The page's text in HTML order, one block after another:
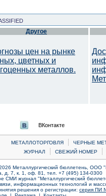
Другое
цен на рынке
цветных и
металлов.
ВКонтакте
МЕТАЛЛОТОРГОВЛЯ | ЧЕРНЫЕ
ЖУРНАЛ
| СВЕЖИЙ НОМЕР |
Металлургический бюллетень, ООО
д. 7, к. 1, оф. 81, тел. +7 (495) 134-0300
СМИ журнал "Металлургический
информационных технологий и
решения о регистрации: серия ПИ